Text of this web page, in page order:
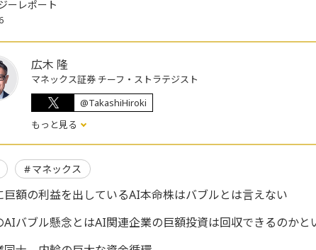
ーレポート
広木 隆
マネックス証券 チーフ・ストラテジスト
@TakashiHiroki
もっと見る
マネックス
巨額の利益を出しているAI本命株はバブルとは言えない
AIバブル懸念とはAI関連企業の巨額投資は回収できるのかと